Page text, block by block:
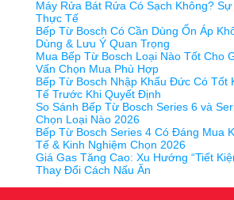
Máy Rửa Bát Rửa Có Sạch Không?
Thực Tế
Bếp Từ Bosch Có Cần Dùng Ổn Áp
Dùng & Lưu Ý Quan Trọng
Mua Bếp Từ Bosch Loại Nào Tốt Cho
Vấn Chọn Mua Phù Hợp
Bếp Từ Bosch Nhập Khẩu Đức Có Tốt
Tế Trước Khi Quyết Định
So Sánh Bếp Từ Bosch Series 6 và
Chọn Loại Nào 2026
Bếp Từ Bosch Series 4 Có Đáng Mua
Tế & Kinh Nghiệm Chọn 2026
Giá Gas Tăng Cao: Xu Hướng “Tiết
Thay Đổi Cách Nấu Ăn